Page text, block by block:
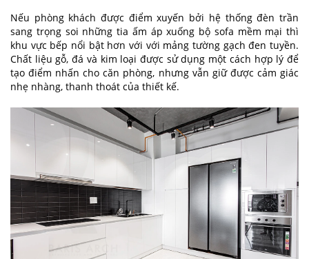
Nếu phòng khách được điểm xuyến bởi hệ thống đèn trần
sang trọng soi những tia ấm áp xuống bộ sofa mềm mại thì
khu vực bếp nổi bật hơn với với mảng tường gạch đen tuyền.
Chất liệu gỗ, đá và kim loại được sử dụng một cách hợp lý để
tạo điểm nhấn cho căn phòng, nhưng vẫn giữ được cảm giác
nhẹ nhàng, thanh thoát của thiết kế.